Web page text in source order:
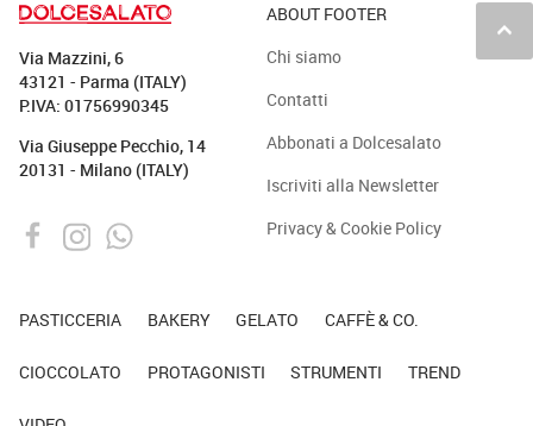
keyboard_arrow_up
Via Mazzini, 6
43121 - Parma (ITALY)
P.IVA: 01756990345
Via Giuseppe Pecchio, 14
20131 - Milano (ITALY)
ABOUT FOOTER
Chi siamo
Contatti
Abbonati a Dolcesalato
Iscriviti alla Newsletter
Privacy & Cookie Policy
PASTICCERIA BAKERY GELATO CAFFÈ & CO.
CIOCCOLATO PROTAGONISTI STRUMENTI TREND